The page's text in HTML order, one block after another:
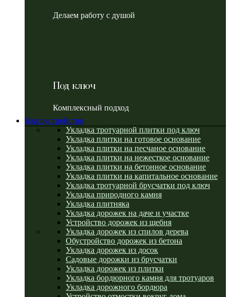
Делаем работу с душой
Под ключ
Комплексный подход
Благоустройство
Укладка тротуарной плитки под ключ
Укладка плитки на готовое основание
Укладка плитки на песчаное основание
Укладка плитки на нежесткое основание
Укладка плитки на бетонное основание
Укладка плитки на капитальное основание
Укладка тротуарной брусчатки под ключ
Укладка природного камня
Укладка плитняка
Укладка дорожек на даче и участке
Устройство дорожек из щебня
Укладка дорожек из спилов дерева
Обустройство дорожек из бетона
Укладка дорожек из досок
Садовые дорожки из брусчатки
Укладка дорожек из плитки
Укладка бордюрного камня для тротуаров
Укладка дорожного бордюра